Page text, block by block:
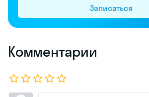
Записаться
Комментарии